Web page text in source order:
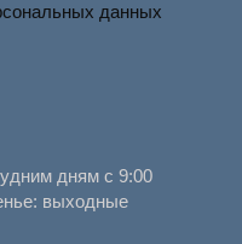
данных
дням с 9:00
выходные